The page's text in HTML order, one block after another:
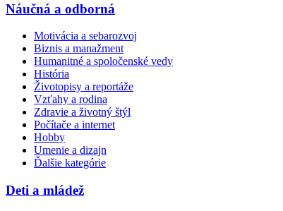
Náučná a odborná
Motivácia a sebarozvoj
Biznis a manažment
Humanitné a spoločenské vedy
História
Životopisy a reportáže
Vzťahy a rodina
Zdravie a životný štýl
Počítače a internet
Hobby
Umenie a dizajn
Ďalšie kategórie
Deti a mládež